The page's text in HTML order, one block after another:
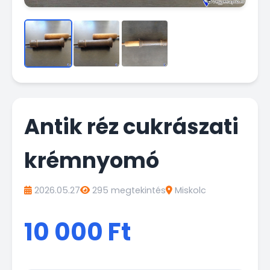
Antik réz cukrászati
krémnyomó
2026.05.27 295 megtekintés Miskolc
10 000 Ft